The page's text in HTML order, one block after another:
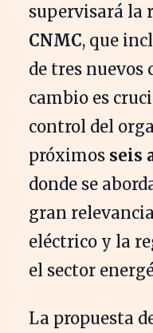
supervisará la
CNMC, que
de tres nuevos
cambio es
control del
próximos seis
donde se
gran
eléctrico y la
el sector
La propuesta